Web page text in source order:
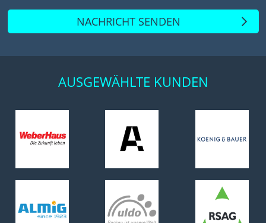
NACHRICHT SENDEN
AUSGEWÄHLTE KUNDEN